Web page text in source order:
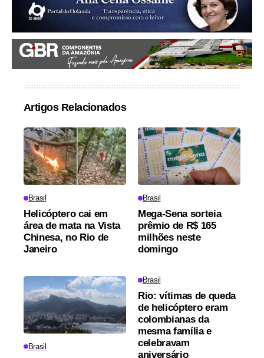
Artigos Relacionados
Brasil
Helicóptero cai em
área de mata na Vista
Chinesa, no Rio de
Janeiro
Brasil
Mega-Sena sorteia
prêmio de R$ 165
milhões neste
domingo
Brasil
Brasil
Rio: vítimas de queda
de helicóptero eram
colombianas da
mesma família e
celebravam
aniversário